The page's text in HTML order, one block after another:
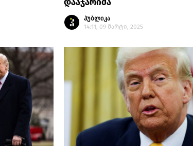
დააჯარიმა
პუბლიკა
14:11, 09 მარტი, 2025